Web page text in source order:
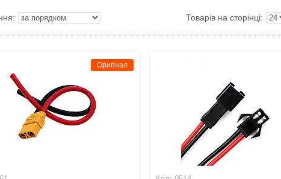
Оригінал